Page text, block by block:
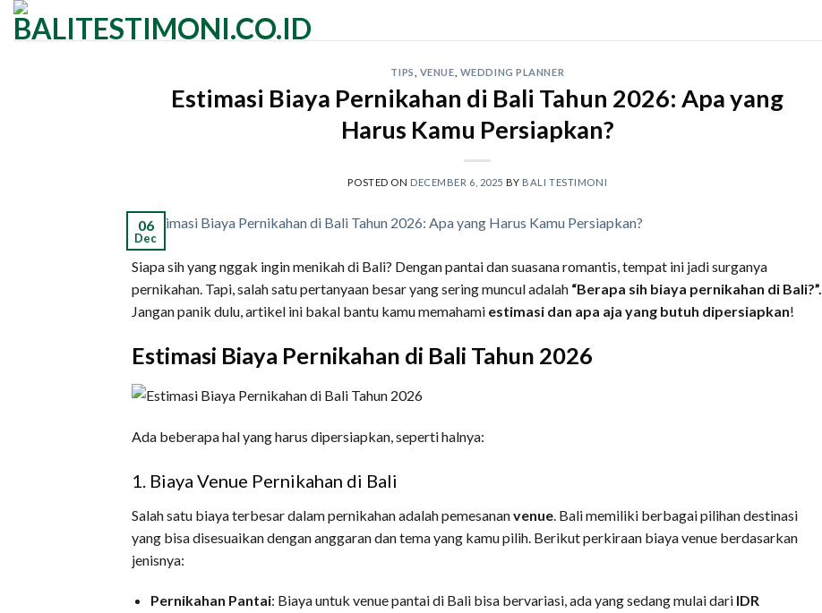
Skip
TIPS VENUE WEDDING PLANNER
Estimasi Biaya Pernikahan di Bali Tahun 2026: Apa yang
Harus Kamu Persiapkan?
POSTED ON DECEMBER 6, 2025 BY BALI TESTIMONI
06
Dec
Siapa sih yang nggak ingin menikah di Bali? Dengan pantai dan suasana romantis, tempat ini jadi surganya
pernikahan. Tapi, salah satu pertanyaan besar yang sering muncul adalah “Berapa sih biaya pernikahan di Bali?”.
Jangan panik dulu, artikel ini bakal bantu kamu memahami estimasi dan apa aja yang butuh dipersiapkan!
Estimasi Biaya Pernikahan di Bali Tahun 2026
Ada beberapa hal yang harus dipersiapkan, seperti halnya:
1. Biaya Venue Pernikahan di Bali
Salah satu biaya terbesar dalam pernikahan adalah pemesananvenue . Bali memiliki berbagai pilihan destinasi
yang bisa disesuaikan dengan anggaran dan tema yang kamu pilih. Berikut perkiraan biaya venue berdasarkan
jenisnya:
Pernikahan Pantai: Biaya untuk venue pantai di Bali bisa bervariasi, ada yang sedang mulai dari IDR